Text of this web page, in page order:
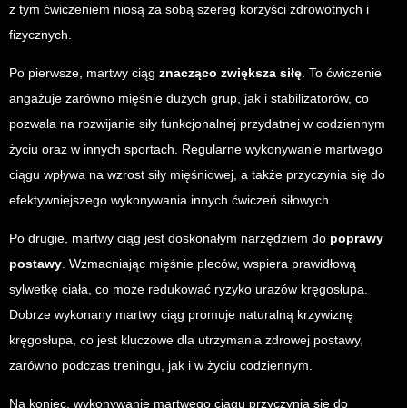
z tym ćwiczeniem niosą za sobą szereg korzyści zdrowotnych i
fizycznych.
Po pierwsze, martwy ciąg znacząco zwiększa siłę . To ćwiczenie
angażuje zarówno mięśnie dużych grup, jak i stabilizatorów, co
pozwala na rozwijanie siły funkcjonalnej przydatnej w codziennym
życiu oraz w innych sportach. Regularne wykonywanie martwego
ciągu wpływa na wzrost siły mięśniowej, a także przyczynia się do
efektywniejszego wykonywania innych ćwiczeń siłowych.
Po drugie, martwy ciąg jest doskonałym narzędziem do poprawy
postawy . Wzmacniając mięśnie pleców, wspiera prawidłową
sylwetkę ciała, co może redukować ryzyko urazów kręgosłupa.
Dobrze wykonany martwy ciąg promuje naturalną krzywiznę
kręgosłupa, co jest kluczowe dla utrzymania zdrowej postawy,
zarówno podczas treningu, jak i w życiu codziennym.
Na koniec, wykonywanie martwego ciągu przyczynia się do